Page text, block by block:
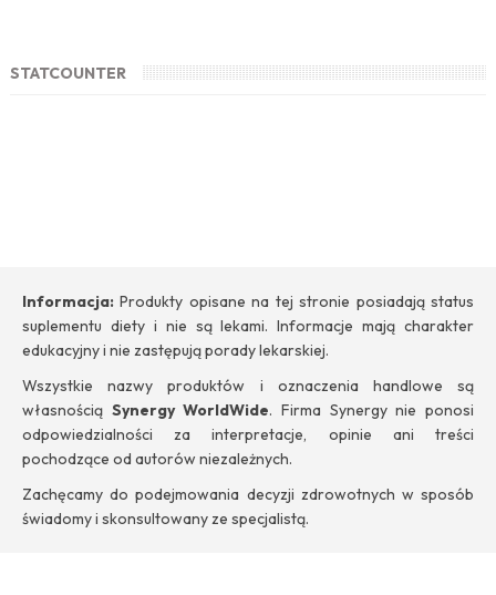
STATCOUNTER
Informacja: Produkty opisane na tej stronie posiadają status
suplementu diety i nie są lekami. Informacje mają charakter
edukacyjny i nie zastępują porady lekarskiej.
Wszystkie nazwy produktów i oznaczenia handlowe są
własnością Synergy WorldWide. Firma Synergy nie ponosi
odpowiedzialności za interpretacje, opinie ani treści
pochodzące od autorów niezależnych.
Zachęcamy do podejmowania decyzji zdrowotnych w sposób
świadomy i skonsultowany ze specjalistą.